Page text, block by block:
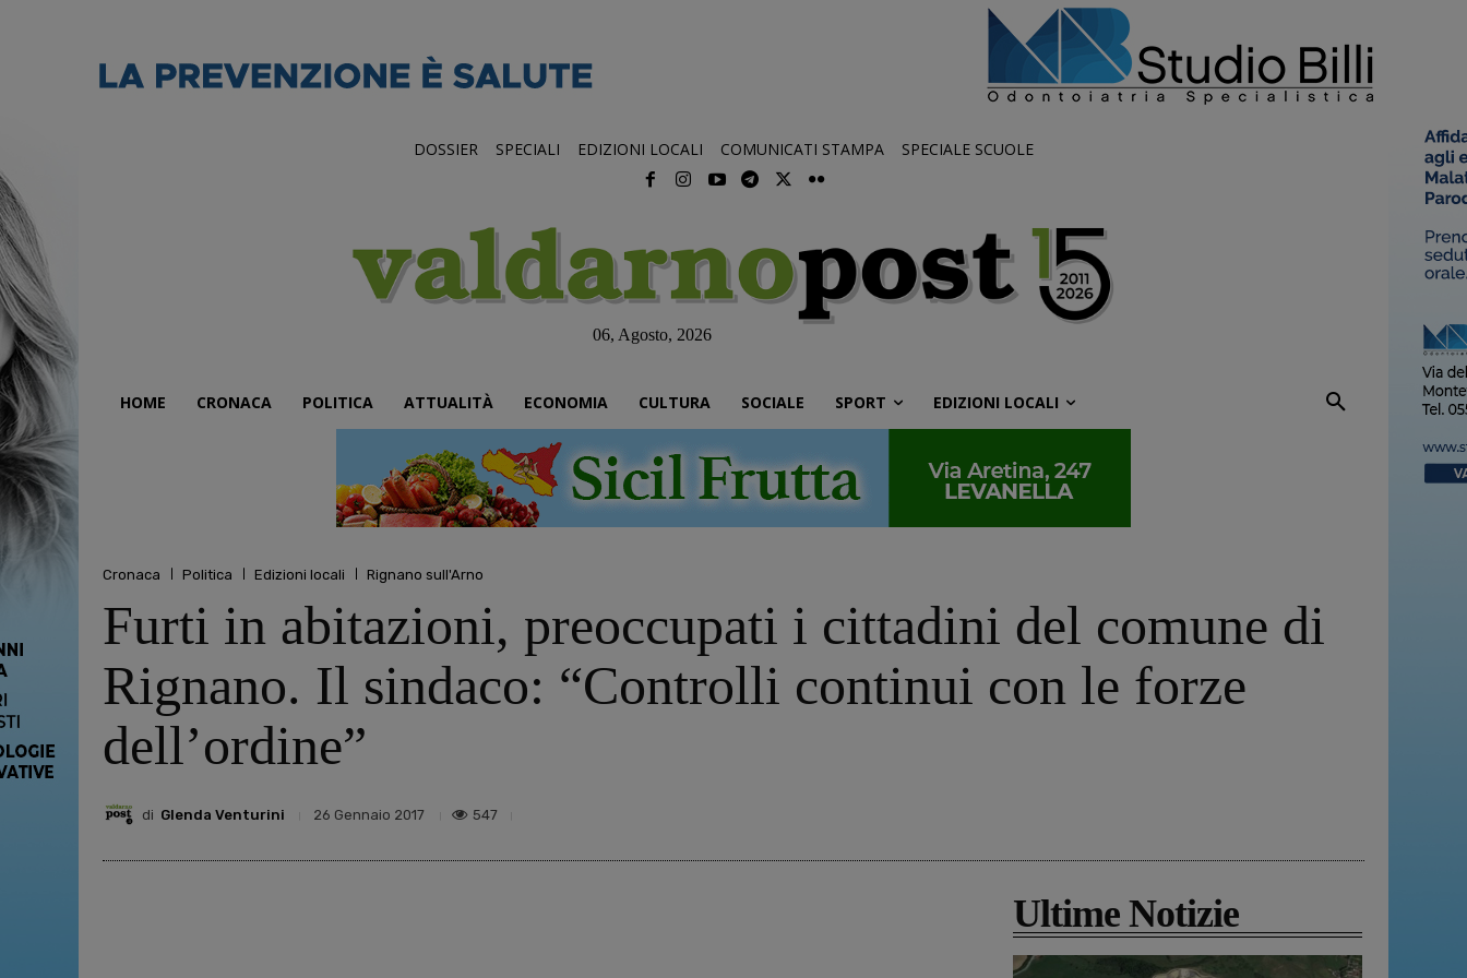
DOSSIER SPECIALI EDIZIONI LOCALI COMUNICATI STAMPA SPECIALE SCUOLE
06, Agosto, 2026
HOME CRONACA POLITICA ATTUALITÀ ECONOMIA CULTURA SOCIALE SPORT EDIZIONI LOCALI
Cronaca Politica Edizioni locali Rignano sull'Arno
Furti in abitazioni, preoccupati i cittadini del comune di
Rignano. Il sindaco: “Controlli continui con le forze
dell’ordine”
di Glenda Venturini 26 Gennaio 2017 547
Ultime Notizie